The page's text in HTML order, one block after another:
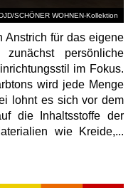
SCHÖNER WOHNEN-Kollektion
Anstrich für das eigene
persönliche
im Fokus.
wird jede Menge
lohnt es sich vor dem
die Inhaltsstoffe der
wie Kreide,...